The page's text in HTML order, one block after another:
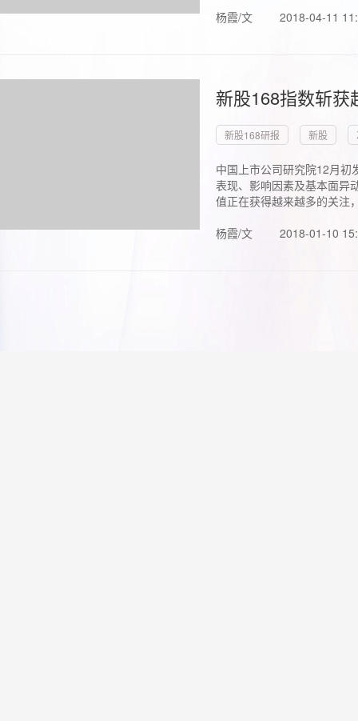
杨霞/文 2018-04-11
新股168指数斩
新股168研报 新股
中国上市公司研究院12月初
表现、影响因素及基本面异
值正在获得越来越多的关注
杨霞/文
2018-01-10